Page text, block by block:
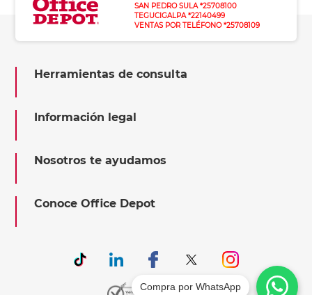
SAN PEDRO SULA *25708100
TEGUCIGALPA *22140499
VENTAS POR TELÉFONO *25708109
Herramientas de consulta
Información legal
Nosotros te ayudamos
Conoce Office Depot
Compra por WhatsApp